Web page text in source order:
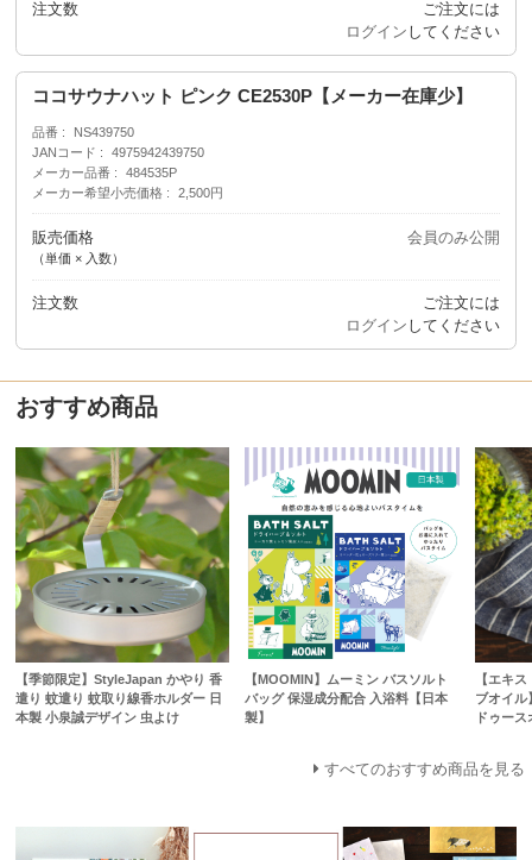
注文数
ご注文には
ログイン してください
ココサウナハット ピンク CE2530P【メーカー在庫少】
品番
NS439750
JANコード
4975942439750
メーカー品番
484535P
メーカー希望小売価格
2,500円
販売価格
（単価 × 入数）
会員のみ公開
注文数
ご注文には
ログイン してください
おすすめ商品
【季節限定】StyleJapan かやり 香
遣り 蚊遣り 蚊取り線香ホルダー 日
本製 小泉誠デザイン 虫よけ
【MOOMIN】ムーミン バスソルト
バッグ 保湿成分配合 入浴料【日本
製】
【エキ
ブオイル
ドゥー
すべてのおすすめ商品を見る